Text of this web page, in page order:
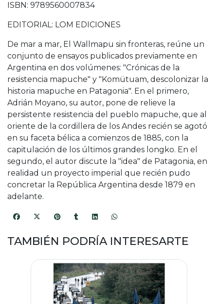
ISBN: 9789560007834
EDITORIAL: LOM EDICIONES
De mar a mar, El Wallmapu sin fronteras, reúne un
conjunto de ensayos publicados previamente en
Argentina en dos volúmenes: "Crónicas de la
resistencia mapuche" y "Komütuam, descolonizar la
historia mapuche en Patagonia". En el primero,
Adrián Moyano, su autor, pone de relieve la
persistente resistencia del pueblo mapuche, que al
oriente de la cordillera de los Andes recién se agotó
en su faceta bélica a comienzos de 1885, con la
capitulación de los últimos grandes longko. En el
segundo, el autor discute la "idea" de Patagonia, en
realidad un proyecto imperial que recién pudo
concretar la República Argentina desde 1879 en
adelante.
TAMBIÉN PODRÍA INTERESARTE